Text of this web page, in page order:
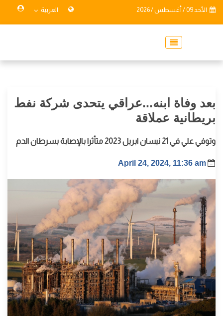
الأحد 09 / أغسطس / 2026 العربية
بعد وفاة ابنه...عراقي يتحدى شركة نفط
بريطانية عملاقة
وتوفي علي في 21 نيسان ابريل 2023 متأثرا بالإصابة بسرطان الدم
April 24, 2024, 11:36 am